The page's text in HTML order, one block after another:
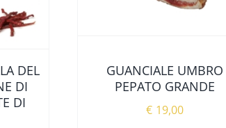
DEL
DI
DI
GUANCIALE UMBRO
PEPATO GRANDE
€ 19,00